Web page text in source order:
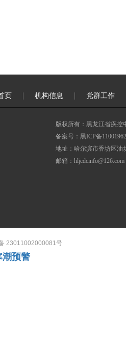
页 机构信息 党群工作
版权所有：黑龙江省疾控
备案号：黑ICP备
地址：哈尔滨市香坊区油
邮箱：hljcdcinfo@126.com
23011002000081号
潮预警